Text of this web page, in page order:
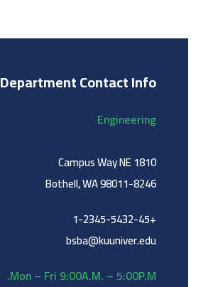
Department Contact Info
Engineering
1810 Campus Way NE
Bothell, WA 98011-8246
+1-2345-5432-45
bsba@kuuniver.edu
Mon – Fri 9:00A.M. – 5:00P.M.